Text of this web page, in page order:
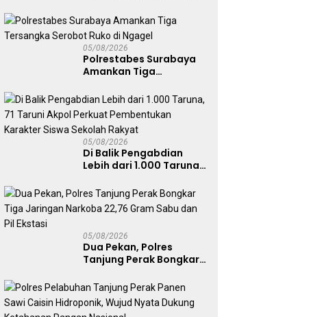
Bangkalan
05/08/2026
Polrestabes Surabaya
Amankan Tiga
Ruko di Ngagel
05/08/2026
Di Balik Pengabdian
Lebih dari 1.000 Taruna,
Pembentukan Karakter
Siswa Sekolah Rakyat
05/08/2026
Dua Pekan, Polres
Tanjung Perak Bongkar
22,76 Gram Sabu dan Pil
Ekstasi